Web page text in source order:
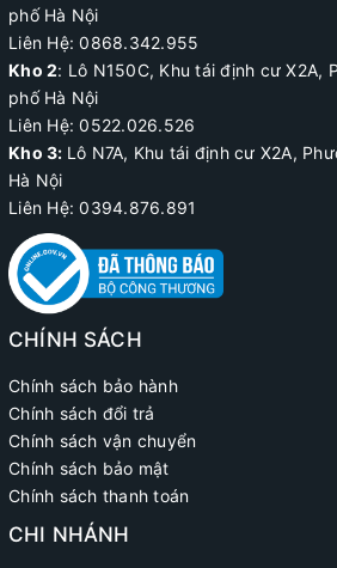
phố Hà Nội
Liên Hệ: 0868.342.955
Kho 2: Lô N150C, Khu tái định cư X2A,
phố Hà Nội
Liên Hệ:0522.026.526
Kho 3: Lô N7A, Khu tái định cư X2A,
Hà Nội
Liên Hệ: 0394.876.891
CHÍNH SÁCH
Chính sách bảo hành
Chính sách đổi trả
Chính sách vận chuyển
Chính sách bảo mật
Chính sách thanh toán
CHI NHÁNH